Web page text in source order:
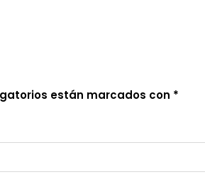
están marcados con *